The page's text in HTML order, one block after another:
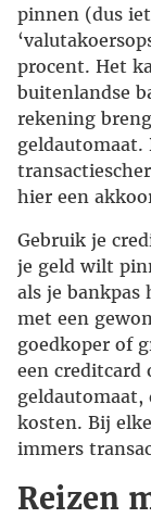
pinnen (dus
procent. Het
buitenlandse
rekening
geldautomaat.
hier een
Gebruik je
je geld wilt
als je
met een
goedkoper of
een creditcard
geldautomaat,
kosten. Bij
immers
Reizen